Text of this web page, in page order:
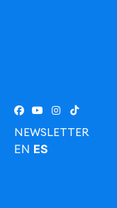
NEWSLETTER
EN ES